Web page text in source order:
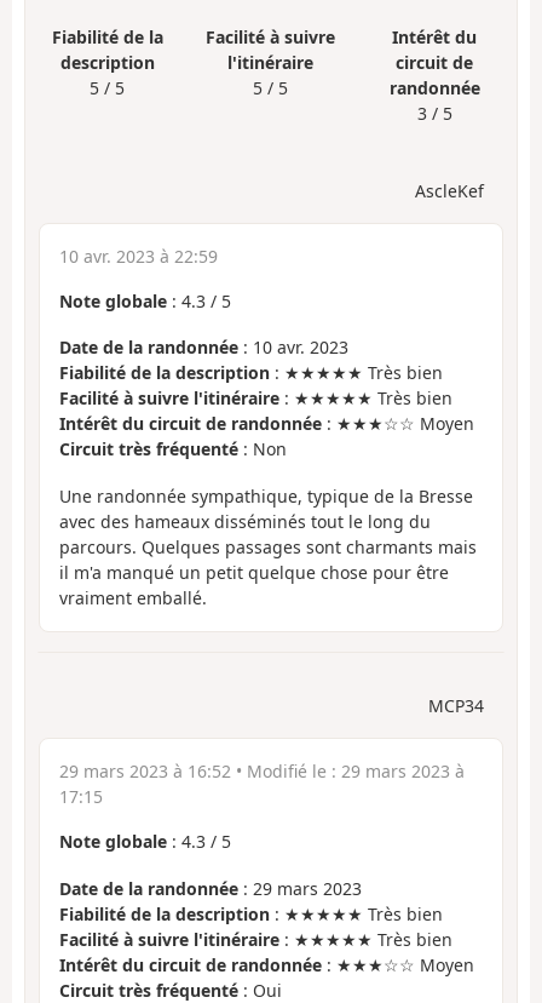
Fiabilité de la
description
5 / 5
Facilité à suivre
l'itinéraire
5 / 5
Intérêt du
circuit de
randonnée
3 / 5
AscleKef
10 avr. 2023 à 22:59
Note globale : 4.3 / 5
Date de la randonnée : 10 avr. 2023
Fiabilité de la description : ★★★★★ Très bien
Facilité à suivre l'itinéraire : ★★★★★ Très bien
Intérêt du circuit de randonnée : ★★★☆☆ Moyen
Circuit très fréquenté : Non
Une randonnée sympathique, typique de la Bresse
avec des hameaux disséminés tout le long du
parcours. Quelques passages sont charmants mais
il m'a manqué un petit quelque chose pour être
vraiment emballé.
MCP34
29 mars 2023 à 16:52 • Modifié le : 29 mars 2023 à
17:15
Note globale : 4.3 / 5
Date de la randonnée : 29 mars 2023
Fiabilité de la description : ★★★★★ Très bien
Facilité à suivre l'itinéraire : ★★★★★ Très bien
Intérêt du circuit de randonnée : ★★★☆☆ Moyen
Circuit très fréquenté : Oui